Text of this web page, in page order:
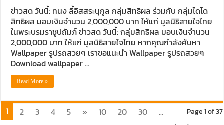
ข่าวสด วันนี้: ทนง ลี้อิสสระนุกูล กลุ่มสิทธิผล ร่วมกับ กลุ่มไดโด
สิทธิผล มอบเงินจำนวน 2,000,000 บาท ให้แก่ มูลนิธิสายใจไทย
ในพระบรมราชูปถัมภ์ ข่าวสด วันนี้: กลุ่มสิทธิผล มอบเงินจำนวน
2,000,000 บาท ให้แก่ มูลนิธิสายใจไทย หากคุณกำลังค้นหา
Wallpaper รูปรถสวยๆ เราขอแนะนำ Wallpaper รูปรถสวยๆ
Download wallpaper …
Read More »
Page 1 of 37
1 2 3 4 5 » 10 20 30
...